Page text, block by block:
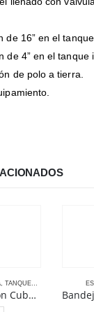
de 16” en el
de 4” en el tanque
de polo a tierra.
, TANQUES ESTACIONARIOS
Tanque Metálico con Cuba 110% de Contención, 2.400 galones